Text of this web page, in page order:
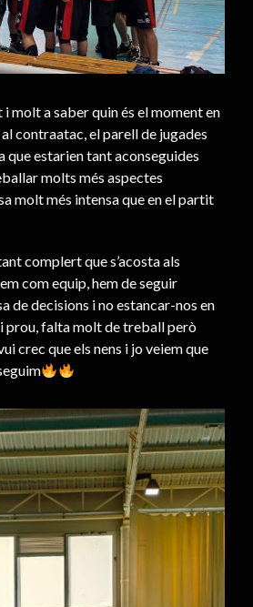
molt a saber quin és el moment en
contraatac, el parell de jugades
que estarien tant aconseguides
molts més aspectes
molt més intensa que en el partit
complert que s’acosta als
com equip, hem de seguir
de decisions i no estancar-nos en
prou, falta molt de treball però
crec que els nens i jo veiem que